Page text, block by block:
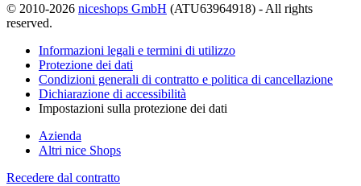
© 2010-2026 niceshops GmbH (ATU63964918) - All rights
reserved.
Informazioni legali e termini di utilizzo
Protezione dei dati
Condizioni generali di contratto e politica di cancellazione
Dichiarazione di accessibilità
Impostazioni sulla protezione dei dati
Azienda
Altri nice Shops
Recedere dal contratto